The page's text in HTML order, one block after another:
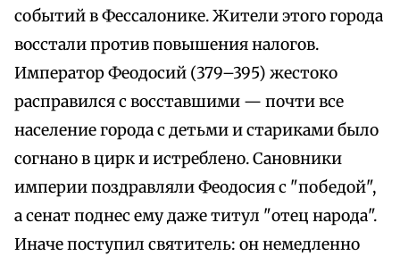
событий в Фессалонике. Жители этого города
восстали против повышения налогов.
Император Феодосий (379–395) жестоко
расправился с восставшими — почти все
население города с детьми и стариками было
согнано в цирк и истреблено. Сановники
империи поздравляли Феодосия с "победой",
а сенат поднес ему даже титул "отец народа".
Иначе поступил святитель: он немедленно